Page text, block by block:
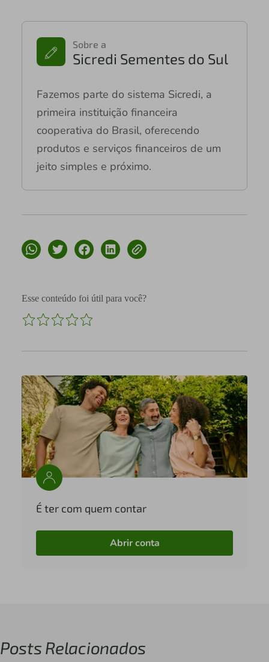
Sobre a
Sicredi Sementes do Sul
Fazemos parte do sistema Sicredi, a
primeira instituição financeira
cooperativa do Brasil, oferecendo
produtos e serviços financeiros de um
jeito simples e próximo.
Esse conteúdo foi útil para você?
É ter com quem contar
Abrir conta
Posts Relacionados